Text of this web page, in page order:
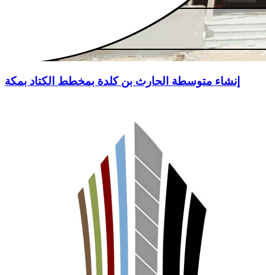
إنشاء متوسطة الحارث بن كلدة بمخطط الكتاد بمكة